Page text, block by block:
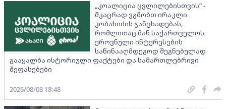
„კოალიცია ცვლილებისთვის“ -
მკაცრად ვგმობთ ირაკლი
კობახიძის განცხადებას,
რომლითაც მან საქართველოს
ეროვნული ინტერესების
საწინააღმდეგოდ შეგნებულად
გააყალბა ისტორიული ფაქტები და სამართლებრივი
შეფასებები
2026/08/08 18:48